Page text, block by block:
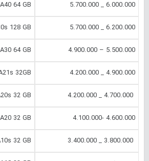
6.000.000 _ 5.700.000
64 GB
6.200.000 _ 5.700.000
128 GB
5.500.000 – 4.900.000
64 GB
4.900.000 _ 4.200.000
32GB
32 GB
4.600.000 -4.100.000
32 GB
32 GB